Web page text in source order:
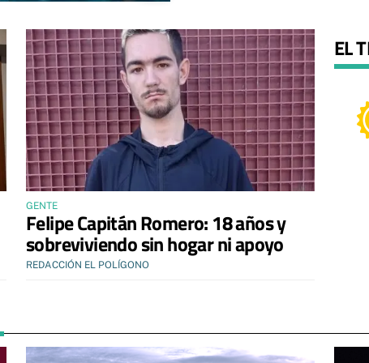
GENTE
Felipe Capitán Romero: 18 años y
sobreviviendo sin hogar ni apoyo
REDACCIÓN EL POLÍGONO
EL